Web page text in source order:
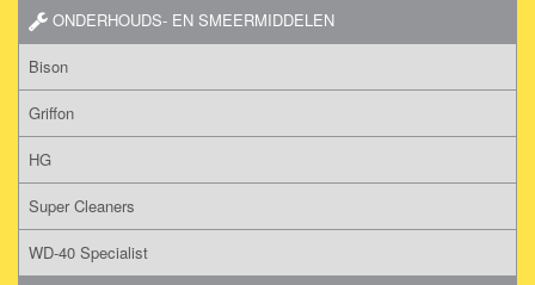
ONDERHOUDS- EN SMEERMIDDELEN
Bison
Griffon
HG
Super Cleaners
WD-40 Specialist